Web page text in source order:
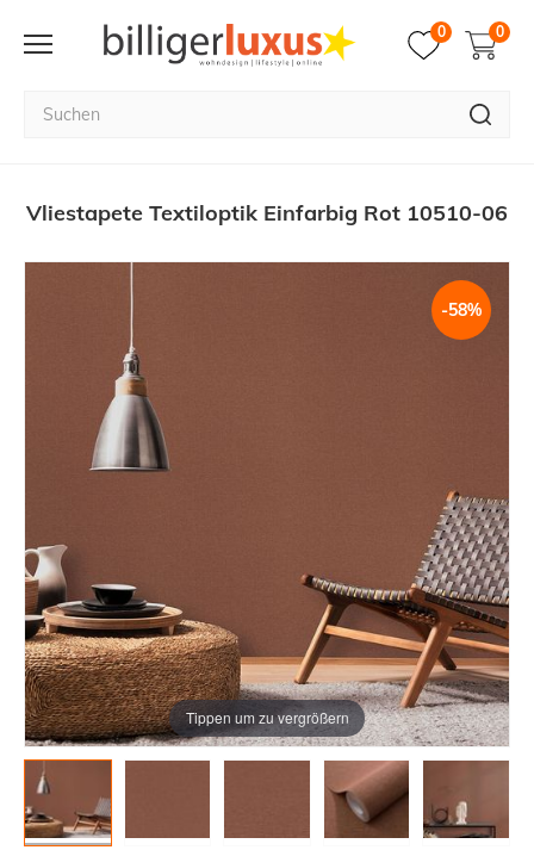
0 0
Vliestapete Textiloptik Einfarbig Rot 10510-06
Tippen um zu vergrößern
-58%